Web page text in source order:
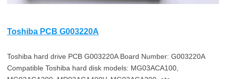
Toshiba PCB G003220A
Toshiba hard drive PCB G003220A Board Number: G003220A
Compatible Toshiba hard disk models: MG03ACA100,